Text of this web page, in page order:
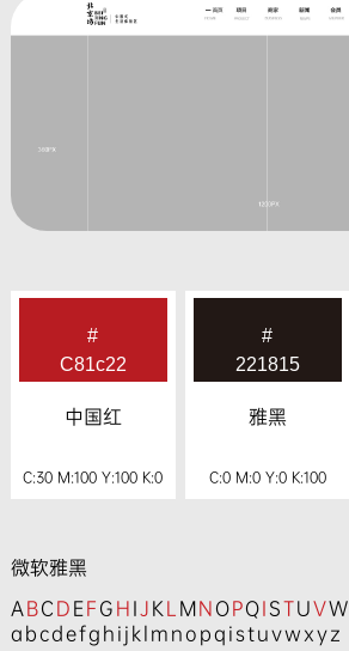
#
C81c22
中国红
C:30 M:100 Y:100 K:0
#
221815
雅黑
C:0 M:0 Y:0 K:100
微软雅黑
ABCDEFGHIJKLMNOPQISTUVW
abcdefghijklmnopqistuvwxyz